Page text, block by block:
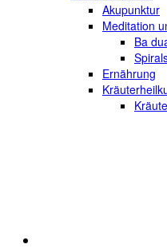
Akupunktur
Meditation
Ba
Ernährung